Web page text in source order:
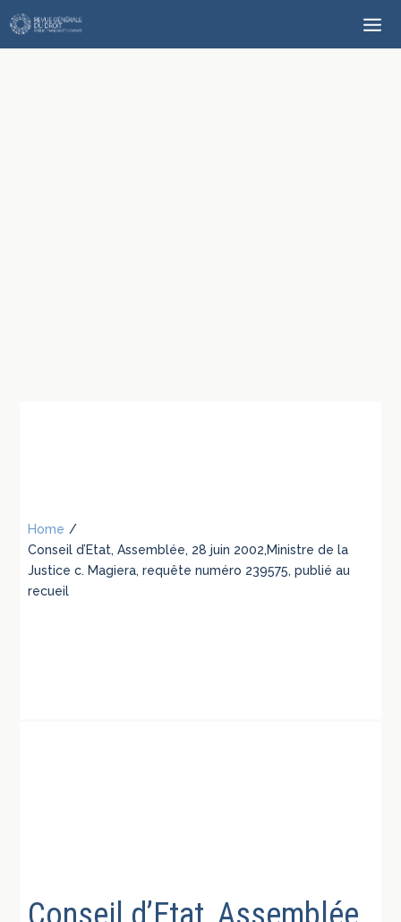
Home /
Conseil d’Etat, Assemblée, 28 juin 2002,Ministre de la
Justice c. Magiera, requête numéro 239575, publié au
recueil